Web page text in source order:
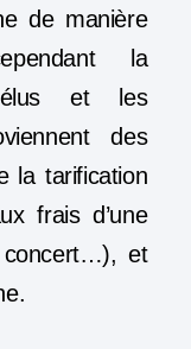
de manière
la
élus et les
des
la tarification
frais d’une
concert…), et